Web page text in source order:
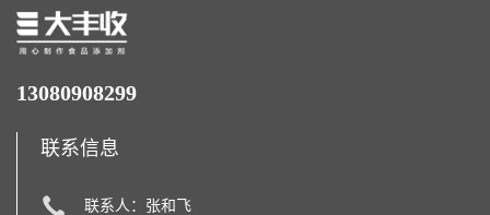
13080908299
联系信息
联系人：张和飞